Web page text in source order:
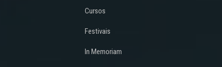
Cursos
Festivais
In Memoriam